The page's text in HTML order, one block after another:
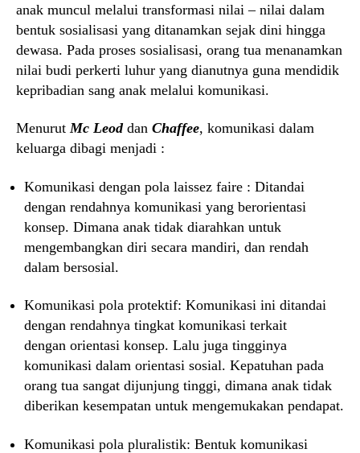
anak muncul melalui transformasi nilai – nilai dalam
bentuk sosialisasi yang ditanamkan sejak dini hingga
dewasa. Pada proses sosialisasi, orang tua menanamkan
nilai budi perkerti luhur yang dianutnya guna mendidik
kepribadian sang anak melalui komunikasi.
MenurutMc Leoddan Chaffee, komunikasi dalam
keluarga dibagi menjadi :
Komunikasi dengan pola laissez faire : Ditandai
dengan rendahnya komunikasi yang berorientasi
konsep. Dimana anak tidak diarahkan untuk
mengembangkan diri secara mandiri, dan rendah
dalam bersosial.
Komunikasi pola protektif: Komunikasi ini ditandai
dengan rendahnya tingkat komunikasi terkait
dengan orientasi konsep. Lalu juga tingginya
komunikasi dalam orientasi sosial. Kepatuhan pada
orang tua sangat dijunjung tinggi, dimana anak tidak
diberikan kesempatan untuk mengemukakan pendapat.
Komunikasi pola pluralistik: Bentuk komunikasi